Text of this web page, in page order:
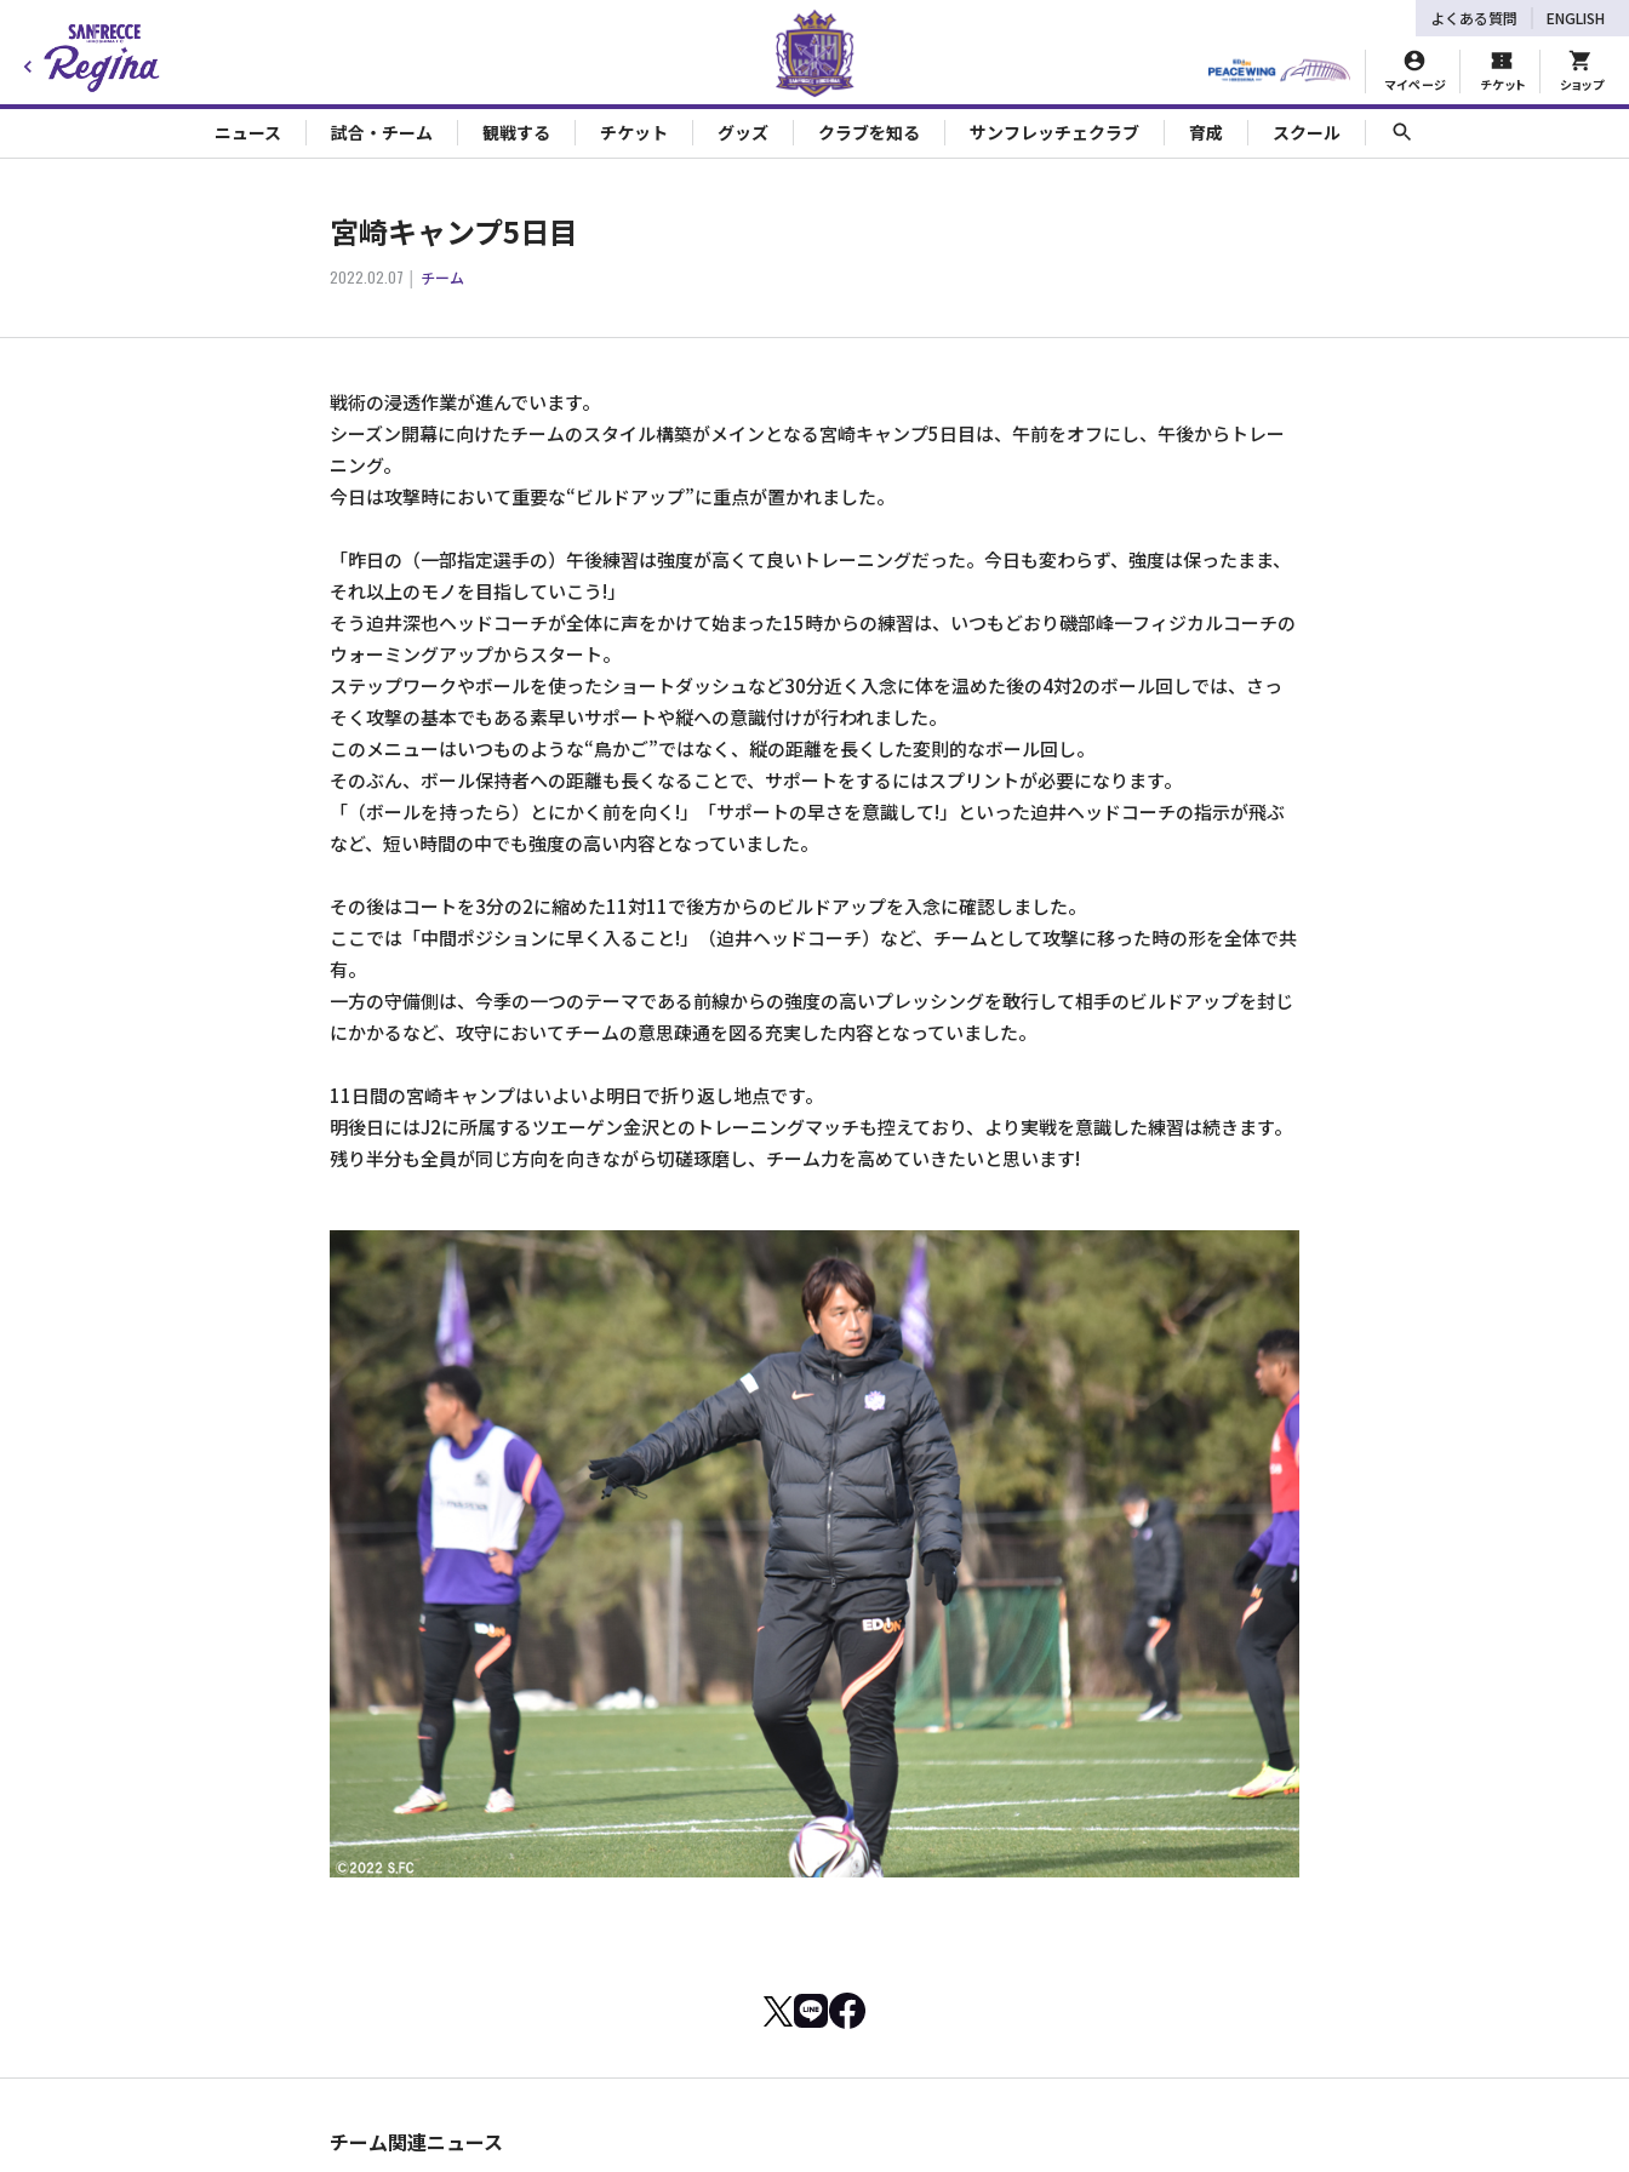
マイページ チケット ショップ
よくある質問 ENGLISH
ニュース 試合・チーム 観戦する チケット グッズ クラブを知る サンフレッチェクラブ 育成 スクール
宮崎キャンプ5日目
2022.02.07 チーム
戦術の浸透作業が進んでいます。
シーズン開幕に向けたチームのスタイル構築がメインとなる宮崎キャンプ5日目は、午前をオフにし、午後からトレー
ニング。
今日は攻撃時において重要な“ビルドアップ”に重点が置かれました。
「昨日の（一部指定選手の）午後練習は強度が高くて良いトレーニングだった。今日も変わらず、強度は保ったまま、
それ以上のモノを目指していこう!」
そう迫井深也ヘッドコーチが全体に声をかけて始まった15時からの練習は、いつもどおり磯部峰一フィジカルコーチの
ウォーミングアップからスタート。
ステップワークやボールを使ったショートダッシュなど30分近く入念に体を温めた後の4対2のボール回しでは、さっ
そく攻撃の基本でもある素早いサポートや縦への意識付けが行われました。
このメニューはいつものような“鳥かご”ではなく、縦の距離を長くした変則的なボール回し。
そのぶん、ボール保持者への距離も長くなることで、サポートをするにはスプリントが必要になります。
「（ボールを持ったら）とにかく前を向く!」「サポートの早さを意識して!」といった迫井ヘッドコーチの指示が飛ぶ
など、短い時間の中でも強度の高い内容となっていました。
その後はコートを3分の2に縮めた11対11で後方からのビルドアップを入念に確認しました。
ここでは「中間ポジションに早く入ること!」（迫井ヘッドコーチ）など、チームとして攻撃に移った時の形を全体で共
有。
一方の守備側は、今季の一つのテーマである前線からの強度の高いプレッシングを敢行して相手のビルドアップを封じ
にかかるなど、攻守においてチームの意思疎通を図る充実した内容となっていました。
11日間の宮崎キャンプはいよいよ明日で折り返し地点です。
明後日にはJ2に所属するツエーゲン金沢とのトレーニングマッチも控えており、より実戦を意識した練習は続きます。
残り半分も全員が同じ方向を向きながら切磋琢磨し、チーム力を高めていきたいと思います!
チーム関連ニュース